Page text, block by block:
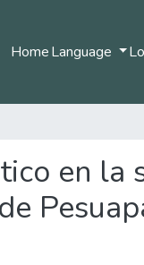
HomeLanguage
en la